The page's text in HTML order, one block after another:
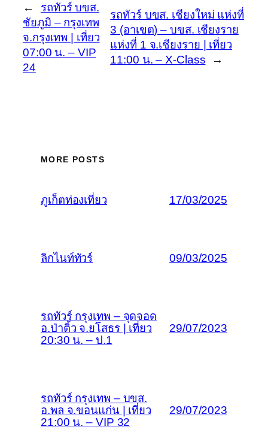
←
รถทัวร์ บขส.
ชัยภูมิ – กรุงเทพ
จ.กรุงเทพ | เที่ยว
07:00 น. – VIP
24
รถทัวร์ บขส. เชียงใหม่ แห่งที่
3 (อาเขต) – บขส. เชียงราย
แห่งที่ 1 จ.เชียงราย | เที่ยว
11:00 น. – X-Class
→
MORE POSTS
ภูเก็ตท่องเที่ยว 17/03/2025
ลิกไนท์ทัวร์ 09/03/2025
รถทัวร์ กรุงเทพ – จุดจอด
อ.ป่าติ้ว จ.ยโสธร | เที่ยว
20:30 น. – ป.1
29/07/2023
รถทัวร์ กรุงเทพ – บขส.
อ.พล จ.ขอนแก่น | เที่ยว
21:00 น. – VIP 32
29/07/2023